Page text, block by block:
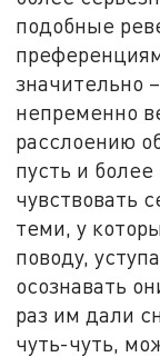
подобные
значительно
непременно
расслоению
пусть и
чувствовать
теми, у
поводу,
осознавать
раз им дали
чуть-чуть,